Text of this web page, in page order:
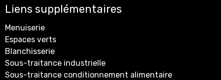
Liens supplémentaires
Menuiserie
Espaces verts
Blanchisserie
Sous-traitance industrielle
Sous-traitance conditionnement alimentaire